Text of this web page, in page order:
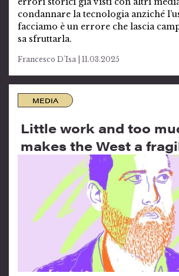
condannare la tecnologia anziché
facciamo è un errore che lascia
sa sfruttarla.
Francesco D'Isa | 11.03.2025
MEDIA
Little work and too
makes the West a